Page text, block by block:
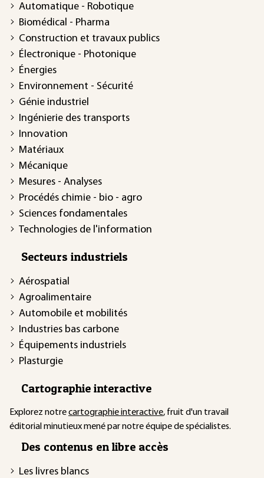
Automatique - Robotique
Biomédical - Pharma
Construction et travaux publics
Électronique - Photonique
Énergies
Environnement - Sécurité
Génie industriel
Ingénierie des transports
Innovation
Matériaux
Mécanique
Mesures - Analyses
Procédés chimie - bio - agro
Sciences fondamentales
Technologies de l'information
Secteurs industriels
Aérospatial
Agroalimentaire
Automobile et mobilités
Industries bas carbone
Équipements industriels
Plasturgie
Cartographie interactive
Explorez notrecartographie interactive, fruit d'un travail
éditorial minutieux mené par notre équipe de spécialistes.
Des contenus en libre accès
Les livres blancs